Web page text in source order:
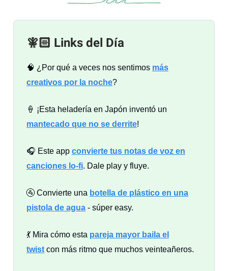
🧚🏻 Links del Día
🧠 ¿Por qué a veces nos sentimos más
creativos por la noche?
🍦 ¡Esta heladería en Japón inventó un
mantecado que no se derrite!
🎧 Este app convierte tus notas de voz en
canciones lo-fi. Dale play y fluye.
🚰 Convierte una botella de plástico en una
pistola de agua - súper easy.
💃 Mira cómo esta pareja mayor baila el
twist con más ritmo que muchos veinteañeros.